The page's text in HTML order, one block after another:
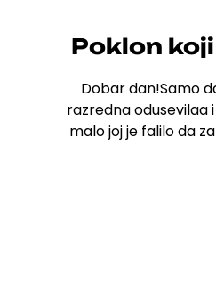
Poklon
Dobar dan!Samo
razredna odusevilaa
malo joj je falilo da